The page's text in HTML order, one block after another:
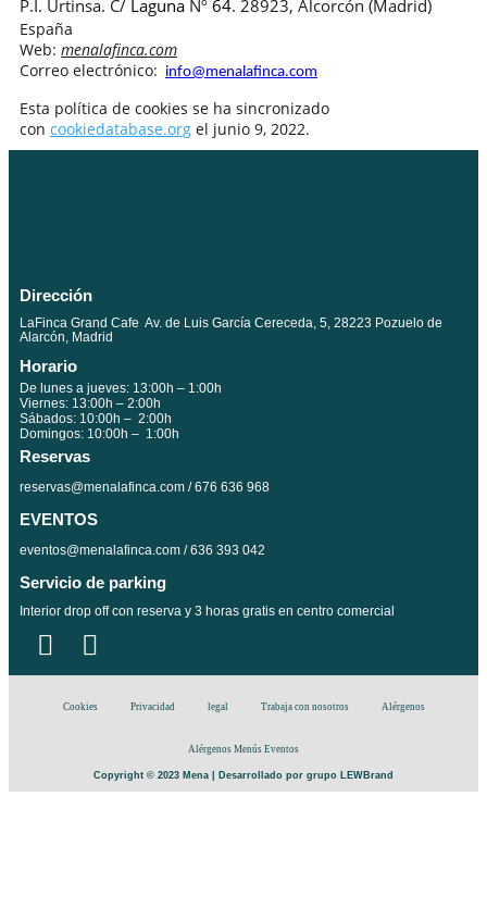
P.I. Urtinsa. C/ Laguna Nº 64. 28923, Alcorcón (Madrid)
España
Web: menalafinca.com
Correo electrónico: info@menalafinca.com
Esta política de cookies se ha sincronizado
con cookiedatabase.org el junio 9, 2022.
Dirección
LaFinca Grand Cafe Av. de Luis García Cereceda, 5, 28223 Pozuelo de
Alarcón, Madrid
Horario
De lunes a jueves: 13:00h – 1:00h
Viernes: 13:00h – 2:00h
Sábados: 10:00h – 2:00h
Domingos: 10:00h – 1:00h
Reservas
reservas@menalafinca.com / 676 636 968
EVENTOS
eventos@menalafinca.com / 636 393 042
Servicio de parking
Interior drop off con reserva y 3 horas gratis en centro comercial
Cookies Privacidad legal Trabaja con nosotros Alérgenos
Alérgenos Menús Eventos
Copyright © 2023 Mena | Desarrollado por grupo LEWBrand